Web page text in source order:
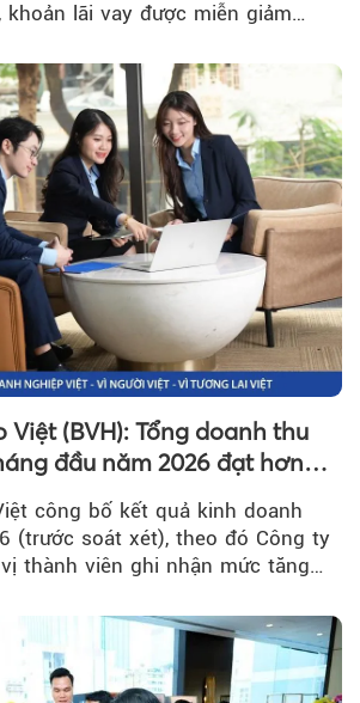
khoản lãi vay được miễn giảm
Việt (BVH): Tổng doanh thu
đầu năm 2026 đạt hơn
công bố kết quả kinh doanh
(trước soát xét), theo đó Công ty
thành viên ghi nhận mức tăng